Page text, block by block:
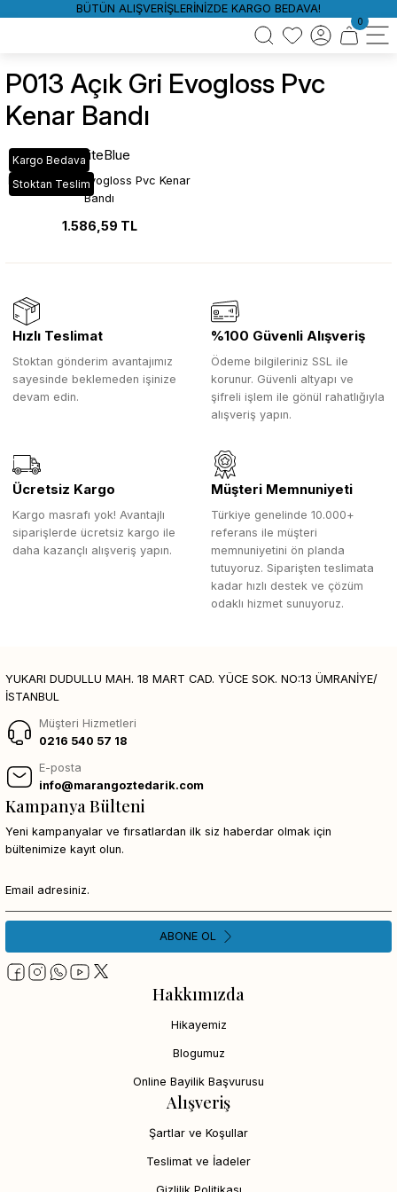
BÜTÜN ALIŞVERİŞLERİNİZDE KARGO BEDAVA!
0
P013 Açık Gri Evogloss Pvc
Kenar Bandı
Kargo Bedava
Stoktan Teslim
WhiteBlue
P013 Açık Gri Evogloss Pvc Kenar
Bandı
1.586,59 TL
Hızlı Teslimat
Stoktan gönderim avantajımız
sayesinde beklemeden işinize
devam edin.
%100 Güvenli Alışveriş
Ödeme bilgileriniz SSL ile
korunur. Güvenli altyapı ve
şifreli işlem ile gönül rahatlığıyla
alışveriş yapın.
Ücretsiz Kargo
Kargo masrafı yok! Avantajlı
siparişlerde ücretsiz kargo ile
daha kazançlı alışveriş yapın.
Müşteri Memnuniyeti
Türkiye genelinde 10.000+
referans ile müşteri
memnuniyetini ön planda
tutuyoruz. Siparişten teslimata
kadar hızlı destek ve çözüm
odaklı hizmet sunuyoruz.
YUKARI DUDULLU MAH. 18 MART CAD. YÜCE SOK. NO:13 ÜMRANİYE/
İSTANBUL
Müşteri Hizmetleri
0216 540 57 18
E-posta
info@marangoztedarik.com
Hakkımızda
Hikayemiz
Blogumuz
Online Bayilik Başvurusu
Alışveriş
Şartlar ve Koşullar
Teslimat ve İadeler
Kampanya Bülteni
Yeni kampanyalar ve fırsatlardan ilk siz haberdar olmak için
bültenimize kayıt olun.
ABONE OL